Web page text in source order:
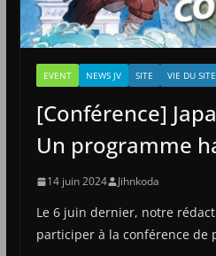
EVENT NEWS JV SITE VIE DU SITE
[Conférence]
Un programme
14 juin 2024 Jihnkoda
Le 6 juin dernier, notre
participer à la conférence de